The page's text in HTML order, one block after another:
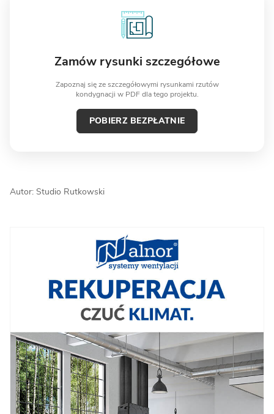
Zamów rysunki szczegółowe
Zapoznaj się ze szczegółowymi rysunkami rzutów
kondygnacji w PDF dla tego projektu.
POBIERZ BEZPŁATNIE
Autor: Studio Rutkowski